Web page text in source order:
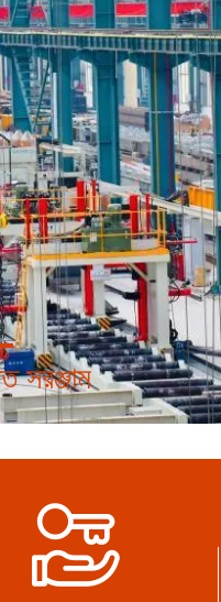
সরঞ্জাম
আন্তর্জাতিকভাবে শীর্ষস্থানে থাকে।